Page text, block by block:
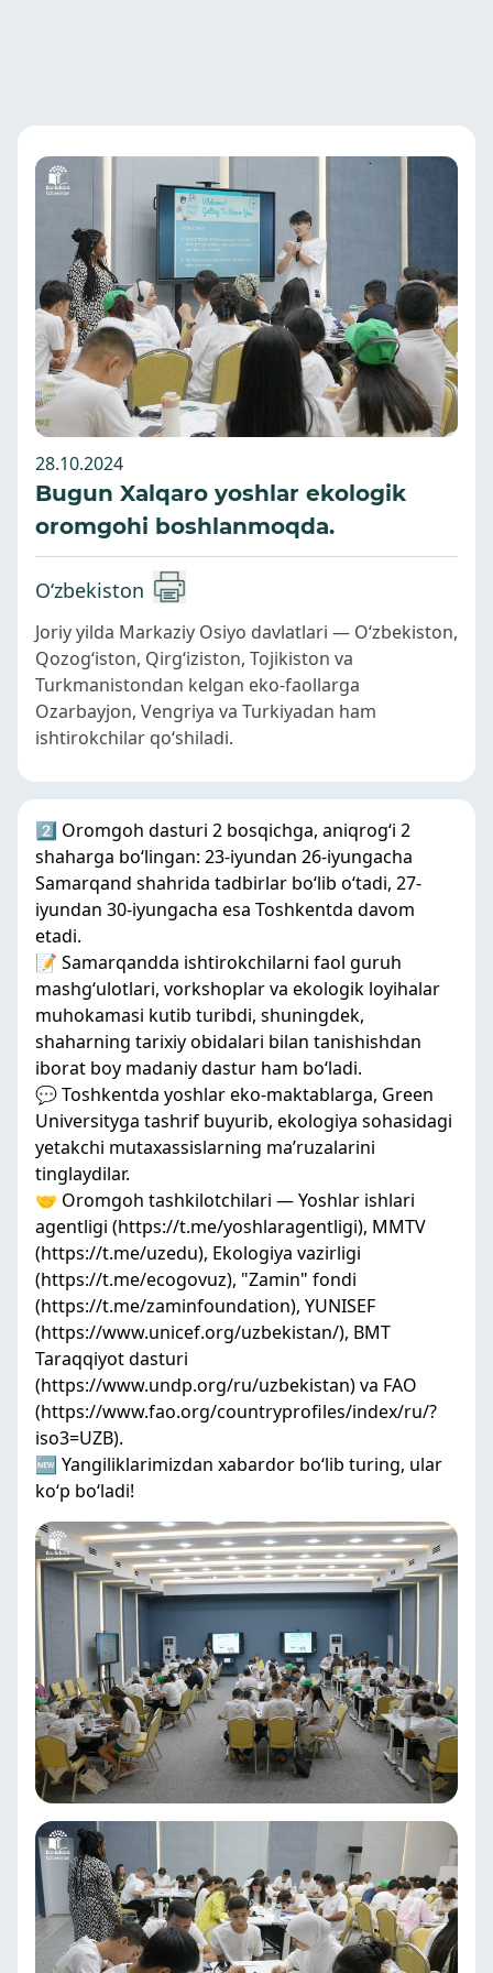
28.10.2024
Bugun Xalqaro yoshlar ekologik
oromgohi boshlanmoqda.
O‘zbekiston
Joriy yilda Markaziy Osiyo davlatlari — O‘zbekiston,
Qozog‘iston, Qirg‘iziston, Tojikiston va
Turkmanistondan kelgan eko-faollarga
Ozarbayjon, Vengriya va Turkiyadan ham
ishtirokchilar qo‘shiladi.
2️⃣ Oromgoh dasturi 2 bosqichga, aniqrog‘i 2
shaharga bo‘lingan: 23-iyundan 26-iyungacha
Samarqand shahrida tadbirlar bo‘lib o‘tadi, 27-
iyundan 30-iyungacha esa Toshkentda davom
etadi.
📝 Samarqandda ishtirokchilarni faol guruh
mashg‘ulotlari, vorkshoplar va ekologik loyihalar
muhokamasi kutib turibdi, shuningdek,
shaharning tarixiy obidalari bilan tanishishdan
iborat boy madaniy dastur ham bo‘ladi.
💬 Toshkentda yoshlar eko-maktablarga, Green
Universityga tashrif buyurib, ekologiya sohasidagi
yetakchi mutaxassislarning ma’ruzalarini
tinglaydilar.
🤝 Oromgoh tashkilotchilari — Yoshlar ishlari
agentligi (https://t.me/yoshlaragentligi), MMTV
(https://t.me/uzedu), Ekologiya vazirligi
(https://t.me/ecogovuz), "Zamin" fondi
(https://t.me/zaminfoundation), YUNISEF
(https://www.unicef.org/uzbekistan/), BMT
Taraqqiyot dasturi
(https://www.undp.org/ru/uzbekistan) va FAO
(https://www.fao.org/countryprofiles/index/ru/?
iso3=UZB).
🆕 Yangiliklarimizdan xabardor bo‘lib turing, ular
ko‘p bo‘ladi!